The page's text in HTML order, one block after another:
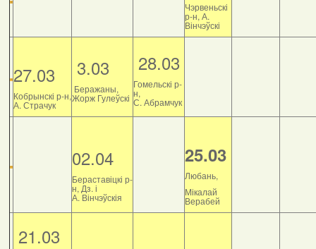
Чэрвеньскі
р-н, А.
Вінчэўскі
27.03
Кобрынскі р-н,
А. Страчук
3.03
Беражаны,
Жорж Гулеўскі
28.03
Гомельскі р-
н,
С. Абрамчук
02.04
Бераставіцкі р-
н, Дз. і
А. Вінчэўскія
25.03
Любань,
Мікалай
Верабей
21.03